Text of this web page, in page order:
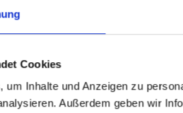
Cookies
um Inhalte und Anzeigen zu
Außerdem geben wir